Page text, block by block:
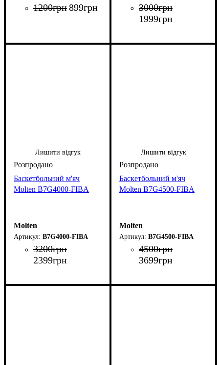
1200грн899грн 3000грн
1999грн
Лишити відгук
Баскетбольний м'яч
Molten B7G4000-FIBA
Molten
B7G4000-FIBA
3200грн
2399грн
Лишити відгук
Баскетбольний м'яч
Molten B7G4500-FIBA
Molten
B7G4500-FIBA
4500грн
3699грн